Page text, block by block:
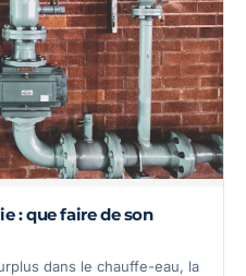
: que faire de son
dans le chauffe-eau, la